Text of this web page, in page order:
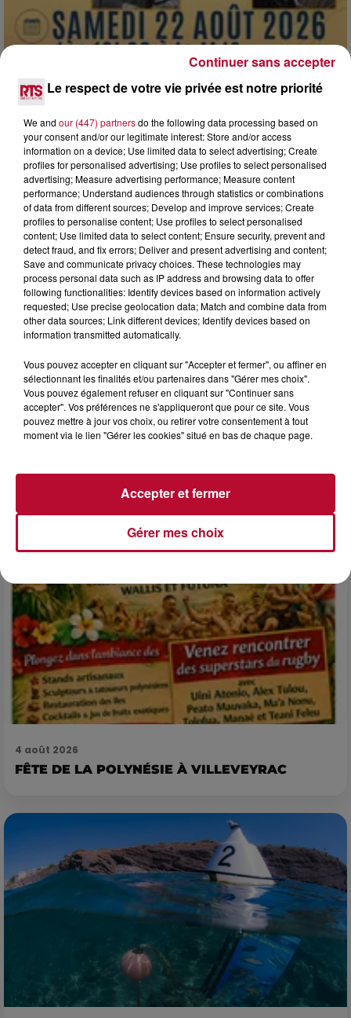
7 août 2026
DINER CONCERT À LA MJC DE MARSEILLAN
6 août 2026
NÎMES : « LE RÊVE DU GLADIATEUR » INVESTIT
LES ARÈNES CES 3...
du gladiateur » revient illuminer l'amphithéâtre romain les 6,
7 et 8 août. Une fresque nocturne...
4 août 2026
FÊTE DE LA POLYNÉSIE À VILLEVEYRAC
Le respect de votre vie privée est notre priorité
We and our (447) partnersdo the following data processing based on
your consent and/or our legitimate interest: Store and/or access
information on a device; Use limited data to select advertising; Create
profiles for personalised advertising; Use profiles to select personalised
advertising; Measure advertising performance; Measure content
performance; Understand audiences through statistics or combinations
of data from different sources; Develop and improve services; Create
profiles to personalise content; Use profiles to select personalised
content; Use limited data to select content; Ensure security, prevent and
detect fraud, and fix errors; Deliver and present advertising and content;
Save and communicate privacy choices. These technologies may
process personal data such as IP address and browsing data to offer
following functionalities: Identify devices based on information actively
requested; Use precise geolocation data; Match and combine data from
other data sources; Link different devices; Identify devices based on
information transmitted automatically.
Vous pouvez accepter en cliquant sur "Accepter et fermer", ou affiner en
sélectionnant les finalités et/ou partenaires dans "Gérer mes choix".
Vous pouvez également refuser en cliquant sur "Continuer sans
accepter". Vos préférences ne s'appliqueront que pour ce site. Vous
pouvez mettre à jour vos choix, ou retirer votre consentement à tout
moment via le lien "Gérer les cookies" situé en bas de chaque page.
Gérer mes choix
Accepter et fermer
Continuer sans accepter